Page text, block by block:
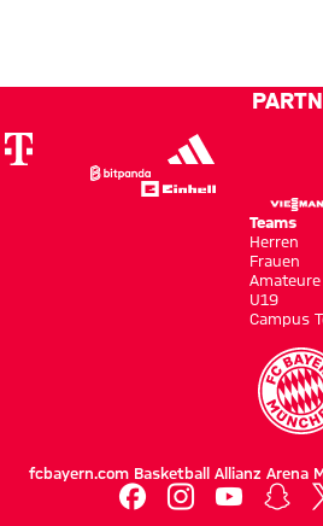
Teams
Herren
Frauen
Amateure
U19
Campus
fcbayern.com Basketball Allianz Arena